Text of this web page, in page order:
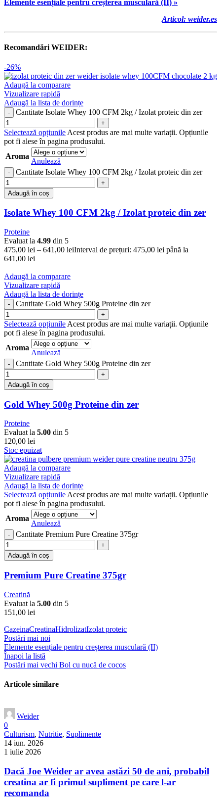
Elemente esențiale pentru creșterea musculară (II) »
Articol: weider.es
Recomandări WEIDER:
-26%
Adaugă la comparare
Vizualizare rapidă
Adaugă la lista de dorințe
Cantitate Isolate Whey 100 CFM 2kg / Izolat proteic din zer
Selectează opțiunile Acest produs are mai multe variații. Opțiunile
pot fi alese în pagina produsului.
Aroma
Anulează
Cantitate Isolate Whey 100 CFM 2kg / Izolat proteic din zer
Adaugă în coș
Isolate Whey 100 CFM 2kg / Izolat proteic din zer
Proteine
Evaluat la 4.99 din 5
475,00 lei – 641,00 leiInterval de prețuri: 475,00 lei până la
641,00 lei
Adaugă la comparare
Vizualizare rapidă
Adaugă la lista de dorințe
Cantitate Gold Whey 500g Proteine din zer
Selectează opțiunile Acest produs are mai multe variații. Opțiunile
pot fi alese în pagina produsului.
Aroma
Anulează
Cantitate Gold Whey 500g Proteine din zer
Adaugă în coș
Gold Whey 500g Proteine din zer
Proteine
Evaluat la 5.00 din 5
120,00 lei
Stoc epuizat
Adaugă la comparare
Vizualizare rapidă
Adaugă la lista de dorințe
Selectează opțiunileAcest produs are mai multe variații. Opțiunile
pot fi alese în pagina produsului.
Aroma
Anulează
Cantitate Premium Pure Creatine 375gr
Adaugă în coș
Premium Pure Creatine 375gr
Creatină
Evaluat la 5.00 din 5
151,00 lei
CazeinaCreatinaHidrolizatIzolat proteic
Postări mai noi
Elemente esențiale pentru creșterea musculară (II)
Înapoi la listă
Postări mai vechi Bol cu nucă de cocos
Articole similare
Weider
0
Culturism, Nutritie, Suplimente
14 iun. 2026
1 iulie 2026
Dacă Joe Weider ar avea astăzi 50 de ani, probabil
creatina ar fi primul supliment pe care l-ar
recomanda